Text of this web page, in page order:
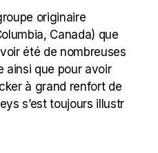
originaire
Canada) que
été de nombreuses
ainsi que pour avoir
à grand renfort de
s’est toujours illustr